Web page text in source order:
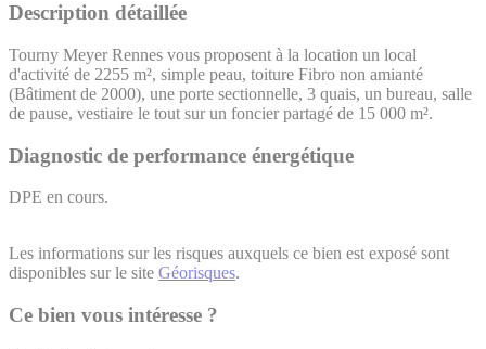
Description détaillée
Tourny Meyer Rennes vous proposent à la location un local
d'activité de 2255 m², simple peau, toiture Fibro non amianté
(Bâtiment de 2000), une porte sectionnelle, 3 quais, un bureau, salle
de pause, vestiaire le tout sur un foncier partagé de 15 000 m².
Diagnostic de performance énergétique
DPE en cours.
Les informations sur les risques auxquels ce bien est exposé sont
disponibles sur le site Géorisques.
Ce bien vous intéresse ?